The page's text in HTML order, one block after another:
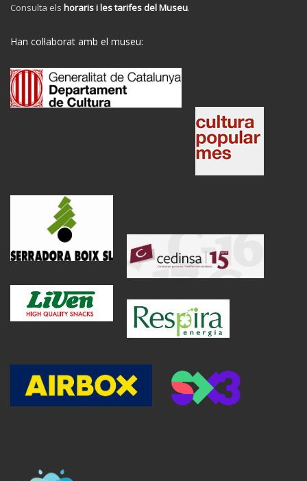
Consulta els horaris i les tarifes del Museu.
Han col·laborat amb el museu: